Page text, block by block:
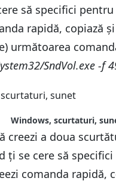
să specifici
rapidă, copiază
următoarea
SndVol.exe -f
Windows, scurtaturi,
creezi a doua
ți se cere să
comanda rapidă,